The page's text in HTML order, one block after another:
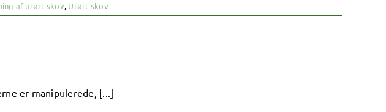
af urørt skov, Urørt skov
er manipulerede, [...]